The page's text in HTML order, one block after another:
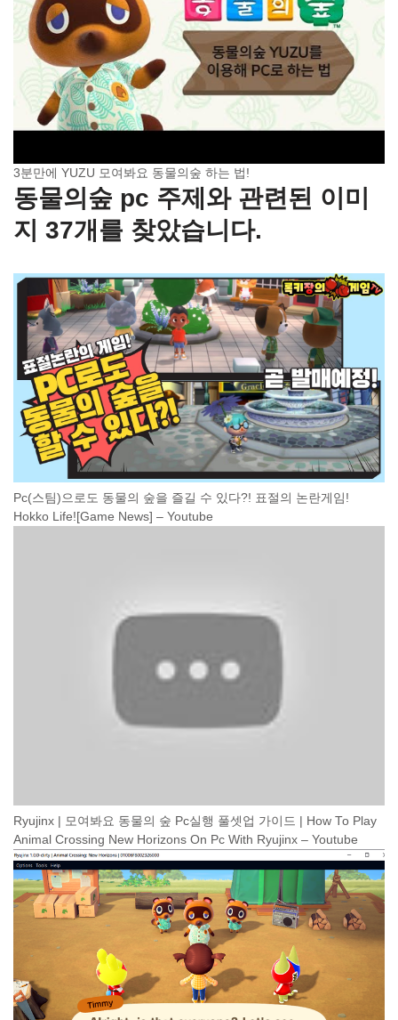
3분만에 YUZU 모여봐요 동물의숲 하는 법!
동물의숲 pc 주제와 관련된 이미
지 37개를 찾았습니다.
Pc(스팀)으로도 동물의 숲을 즐길 수 있다?! 표절의 논란게임!
Hokko Life![Game News] – Youtube
Ryujinx | 모여봐요 동물의 숲 Pc실행 풀셋업 가이드 | How To Play
Animal Crossing New Horizons On Pc With Ryujinx – Youtube